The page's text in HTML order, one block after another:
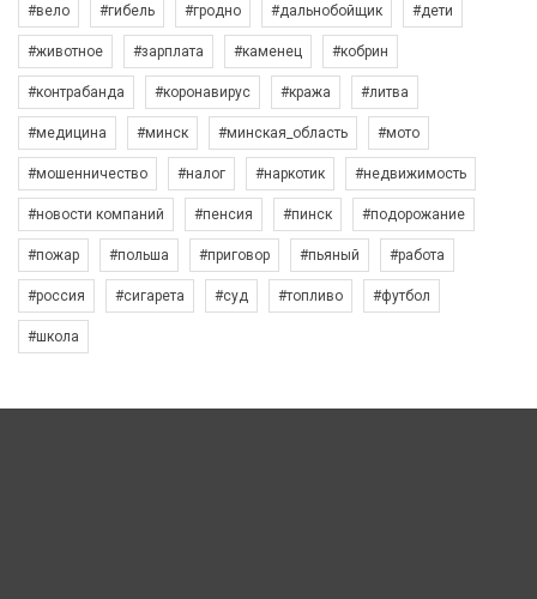
#вело #гибель #гродно #дальнобойщик #дети
#животное #зарплата #каменец #кобрин
#контрабанда #коронавирус #кража #литва
#медицина #минск #минская_область #мото
#мошенничество #налог #наркотик #недвижимость
#новости компаний #пенсия #пинск #подорожание
#пожар #польша #приговор #пьяный #работа
#россия #сигарета #суд #топливо #футбол
#школа